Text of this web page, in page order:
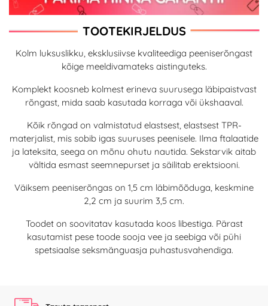
TOOTEKIRJELDUS
Kolm luksuslikku, eksklusiivse kvaliteediga peeniserõngast
kõige meeldivamateks aistinguteks.
Komplekt koosneb kolmest erineva suurusega läbipaistvast
rõngast, mida saab kasutada korraga või ükshaaval.
Kõik rõngad on valmistatud elastsest, elastsest TPR-
materjalist, mis sobib igas suuruses peenisele. Ilma ftalaatide
ja lateksita, seega on mõnu ohutu nautida. Sekstarvik aitab
vältida esmast seemnepurset ja säilitab erektsiooni.
Väiksem peeniserõngas on 1,5 cm läbimõõduga, keskmine
2,2 cm ja suurim 3,5 cm.
Toodet on soovitatav kasutada koos libestiga. Pärast
kasutamist pese toode sooja vee ja seebiga või pühi
spetsiaalse seksmänguasja puhastusvahendiga.